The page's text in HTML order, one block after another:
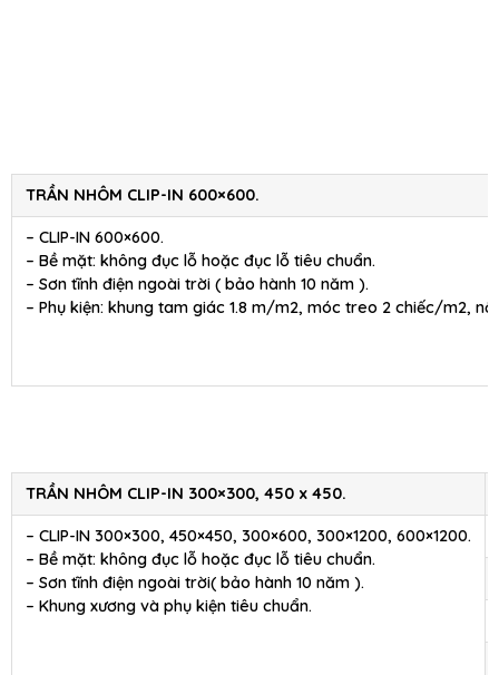
TRẦN NHÔM CLIP-IN 600×600.
– CLIP-IN 600×600.
– Bề mặt: không đục lỗ hoặc đục lỗ tiêu chuẩn.
– Sơn tĩnh điện ngoài trời ( bảo hành 10 năm ).
– Phụ kiện: khung tam giác 1.8 m/m2, móc treo 2 chiếc/m2,
TRẦN NHÔM CLIP-IN 300×300, 450 x 450.
– CLIP-IN 300×300, 450×450, 300×600, 300×1200, 600×1200.
– Bề mặt: không đục lỗ hoặc đục lỗ tiêu chuẩn.
– Sơn tĩnh điện ngoài trời( bảo hành 10 năm ).
– Khung xương và phụ kiện tiêu chuẩn.